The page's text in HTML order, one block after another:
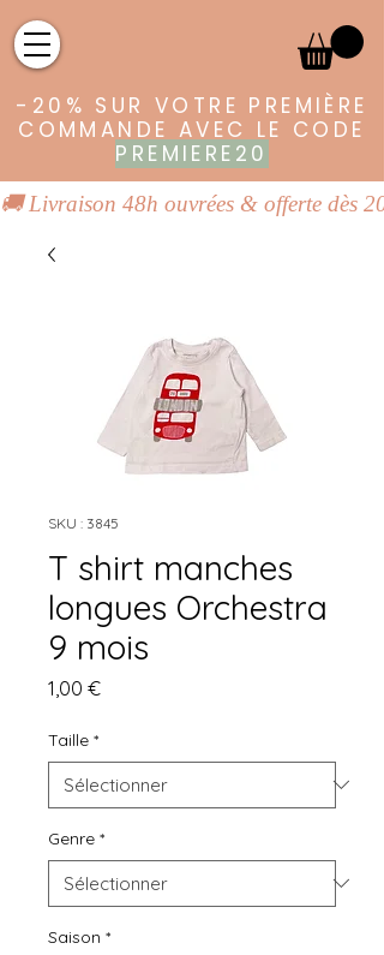
-20% SUR VOTRE PREMIÈRE
COMMANDE AVEC LE CODE
PREMIERE20
🚚 Livraison 48h ouvrées & offerte dès
SKU : 3845
T shirt manches
longues Orchestra
9 mois
1,00 €Prix
Taille *
Genre *
Saison *